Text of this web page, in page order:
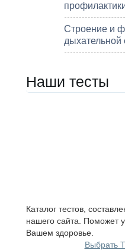
Строение и
дыхательной
Наши тесты
Каталог тестов,
нашего сайта. Поможет
Вашем здоровье.
Выбрать